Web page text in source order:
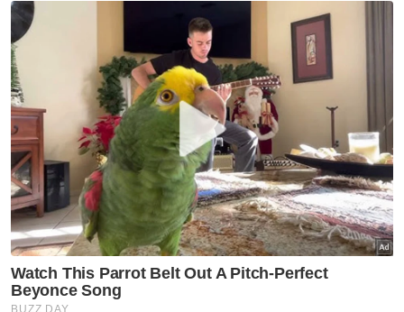
pemenang perak dari Korea Selatan, Heo
Myeong Jin (1,321 jatuhan pin), manakala
pingat gangsa menjadi milik pemain Taiwan,
Lin Yen Shuan (1,283 jatuhan pin).